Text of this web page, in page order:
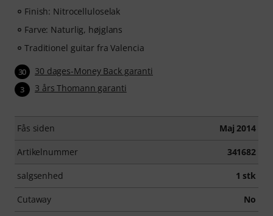
Finish: Nitrocelluloselak
Farve: Naturlig, højglans
Traditionel guitar fra Valencia
30 30 dages-Money Back garanti
3 3 års Thomann garanti
Fås siden Maj 2014
Artikelnummer 341682
salgsenhed 1 stk
Cutaway No